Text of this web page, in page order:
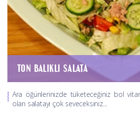
TON BALIKLI SALATA
Ara öğünlerinizde tüketeceğiniz bol
olan salatayı çok seveceksiniz...